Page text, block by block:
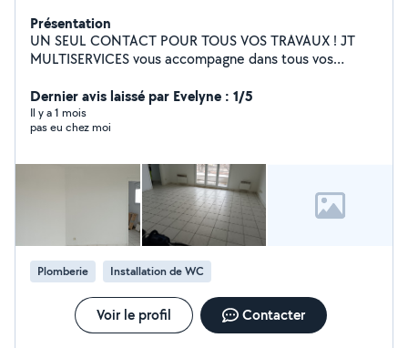
Présentation
UN SEUL CONTACT POUR TOUS VOS TRAVAUX ! JT
MULTISERVICES vous accompagne dans tous vos
Nos prestations : - Petit bricolage Plomberie Électricité
Peinture Placo et rénovation intérieure Maçonnerie,
charpente couverture Revêtements de sol Climatisation
(installation, dépannage et entretien) Espaces verts
Nettoyage immeuble, bureau, Airbnb, conciergerie.
Débarras de maisons appartements, caves, garages,
greniers... Et bien d'autres services sur demande !
Dernier avis laissé par Evelyne : 1/5
Il y a 1 mois
pas eu chez moi
Plomberie Installation de WC
Voir le profil Contacter